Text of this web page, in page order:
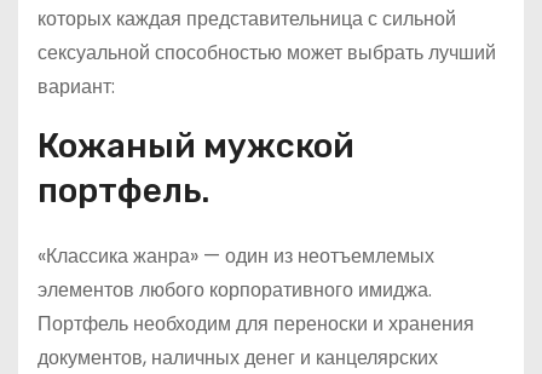
которых каждая представительница с сильной
сексуальной способностью может выбрать лучший
вариант:
Кожаный мужской
портфель.
«Классика жанра» — один из неотъемлемых
элементов любого корпоративного имиджа.
Портфель необходим для переноски и хранения
документов, наличных денег и канцелярских